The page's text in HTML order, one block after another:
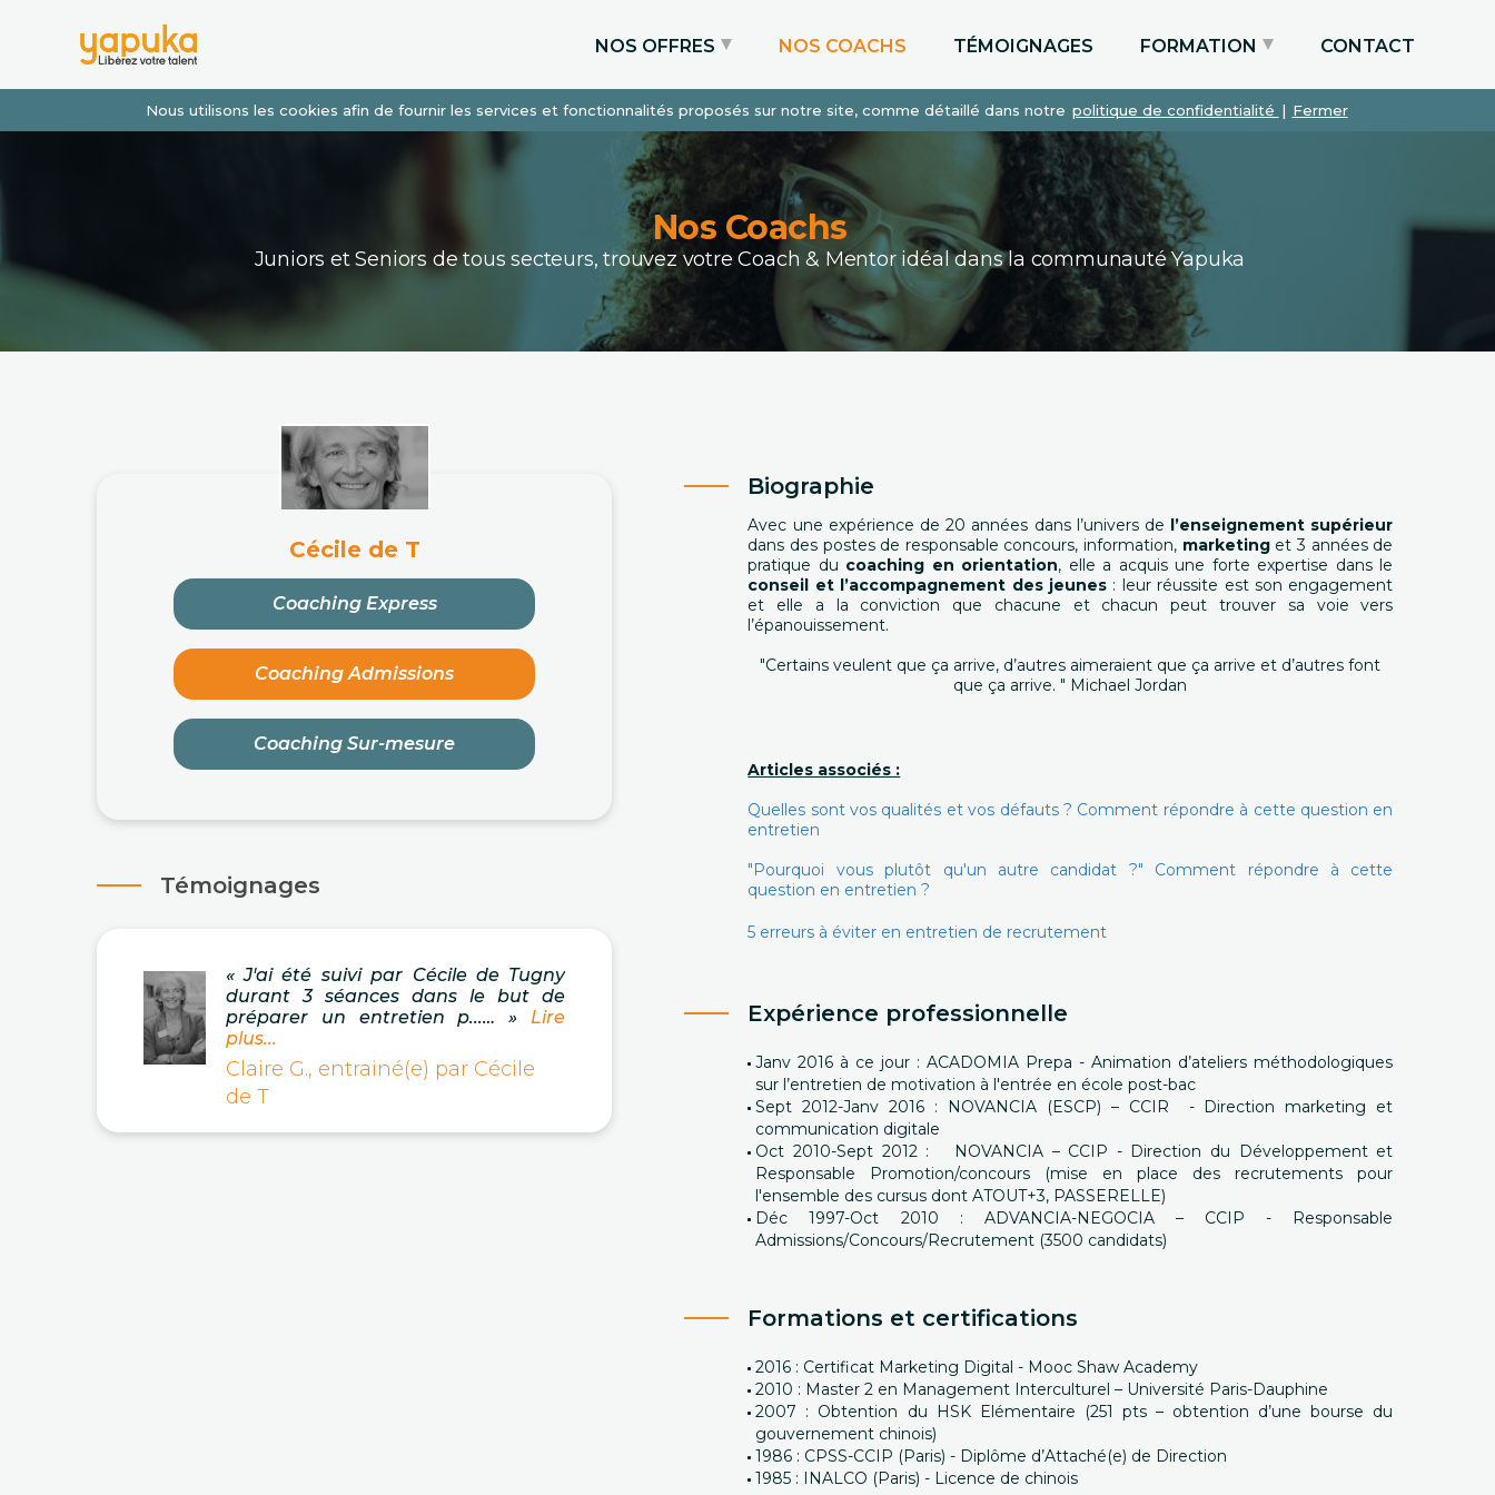
Nous utilisons les cookies afin de fournir les services et fonctionnalités proposés sur notre site, comme détaillé dans notre politique de confidentialité | Fermer
NOS OFFRES
Coaching Express
Coaching Admissions
Coaching Sur-mesure
NOS COACHS TÉMOIGNAGES FORMATION
Particuliers via le CPF
Etudiants
Entreprises
CONTACT
Nos Coachs
Juniors et Seniors de tous secteurs, trouvez votre Coach & Mentor idéal dans la communauté Yapuka
Cécile de T
Coaching Express
Coaching Admissions
Coaching Sur-mesure
Témoignages
« J'ai été suivi par Cécile de Tugny
durant 3 séances dans le but de
préparer un entretien p...… » Lire
plus...
Claire G., entrainé(e) par Cécile
de T
Biographie
Avec une expérience de 20 années dans l’univers de l’enseignement supérieur
dans des postes de responsable concours, information, marketing et 3 années de
pratique du coaching en orientation, elle a acquis une forte expertise dans le
conseil et l’accompagnement des jeunes: leur réussite est son engagement
et elle a la conviction que chacune et chacun peut trouver sa voie vers
l’épanouissement.
"Certains veulent que ça arrive, d’autres aimeraient que ça arrive et d’autres font
que ça arrive. " Michael Jordan
Articles associés :
Quelles sont vos qualités et vos défauts ? Comment répondre à cette question en
entretien
"Pourquoi vous plutôt qu'un autre candidat ?" Comment répondre à cette
question en entretien ?
5 erreurs à éviter en entretien de recrutement
Expérience professionnelle
Janv 2016 à ce jour : ACADOMIA Prepa - Animation d’ateliers méthodologiques
sur l’entretien de motivation à l'entrée en école post-bac
Sept 2012-Janv 2016 : NOVANCIA (ESCP) – CCIR - Direction marketing et
communication digitale
Oct 2010-Sept 2012 : NOVANCIA – CCIP - Direction du Développement et
Responsable Promotion/concours (mise en place des recrutements pour
l'ensemble des cursus dont ATOUT+3, PASSERELLE)
Déc 1997-Oct 2010 : ADVANCIA-NEGOCIA – CCIP - Responsable
Admissions/Concours/Recrutement (3500 candidats)
Formations et certifications
2016 : Certificat Marketing Digital - Mooc Shaw Academy
2010 : Master 2 en Management Interculturel – Université Paris-Dauphine
2007 : Obtention du HSK Elémentaire (251 pts – obtention d’une bourse du
gouvernement chinois)
1986 : CPSS-CCIP (Paris) - Diplôme d’Attaché(e) de Direction
1985 : INALCO (Paris) - Licence de chinois